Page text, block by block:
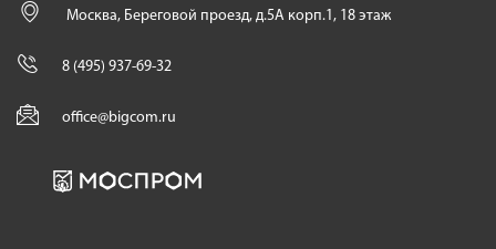
Москва, Береговой проезд, д.5А корп.1, 18 этаж
8 (495) 937-69-32
office@bigcom.ru